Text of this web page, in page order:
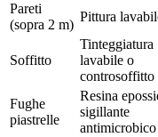
Pareti
(sopra 2 m)
Pittura
Soffitto
Tinteggiatura
lavabile o
controsoffitto
Fughe
piastrelle
Resina
sigillante
antimicrobico